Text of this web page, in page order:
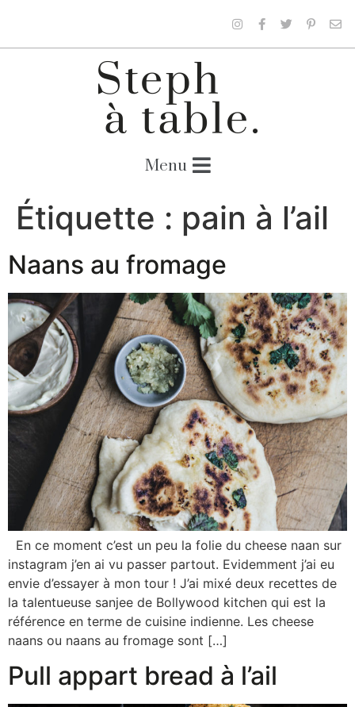
Étiquette : pain à l’ail
Naans au fromage
En ce moment c’est un peu la folie du cheese naan sur
instagram j’en ai vu passer partout. Evidemment j’ai eu
envie d’essayer à mon tour ! J’ai mixé deux recettes de
la talentueuse sanjee de Bollywood kitchen qui est la
référence en terme de cuisine indienne. Les cheese
naans ou naans au fromage sont […]
Pull appart bread à l’ail